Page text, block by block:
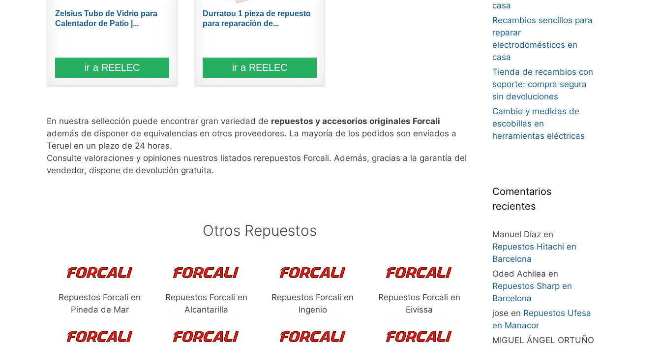
Zelsius Tubo de Vidrio para
Calentador de Patio |...
ir a REELEC
Durratou 1 pieza de repuesto
para reparación de...
ir a REELEC
En nuestra sellección puede encontrar gran variedad de repuestos y accesorios originales Forcali
además de disponer de equivalencias en otros proveedores. La mayoría de los pedidos son enviados a
Teruel en un plazo de 24 horas.
Consulte valoraciones y opiniones nuestros listados rerepuestos Forcali. Además, gracias a la garantía del
vendedor, dispone de devolución gratuita.
Otros Repuestos
Repuestos Forcali en
Pineda de Mar
Repuestos Forcali en
Alcantarilla
Repuestos Forcali en
Ingenio
Repuestos Forcali en
Eivissa
casa
Recambios sencillos para
reparar
electrodomésticos en
casa
Tienda de recambios con
soporte: compra segura
sin devoluciones
Cambio y medidas de
escobillas en
herramientas eléctricas
Comentarios
recientes
Manuel Díazen
Repuestos Hitachi en
Barcelona
Oded Achilea en
Repuestos Sharp en
Barcelona
jose en Repuestos Ufesa
en Manacor
MIGUEL ÁNGEL ORTUÑO